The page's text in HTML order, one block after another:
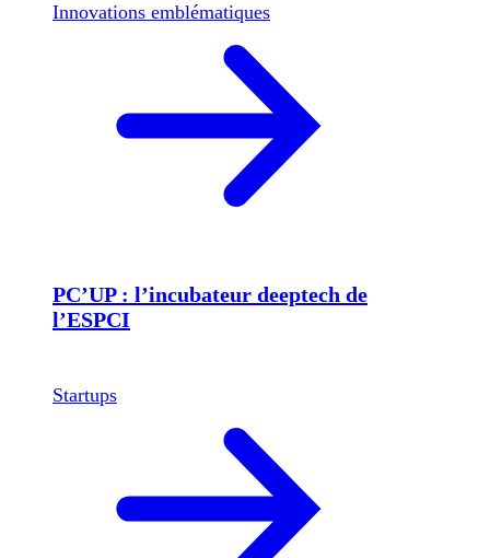
Innovations emblématiques
PC’UP : l’incubateur deeptech de
l’ESPCI
Startups